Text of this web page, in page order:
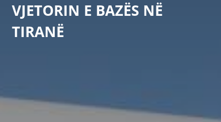
VJETORIN E BAZËS NË
TIRANË